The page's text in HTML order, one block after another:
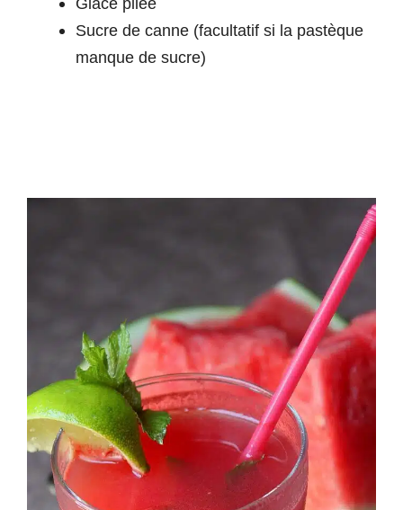
Glace pilée
Sucre de canne (facultatif si la pastèque
manque de sucre)